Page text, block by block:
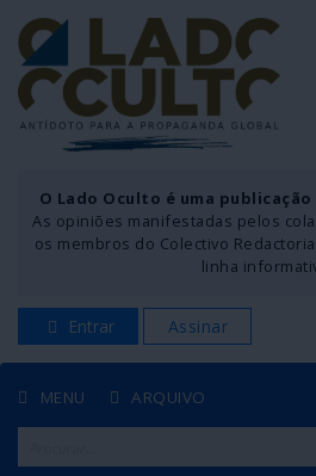
O Lado Oculto é uma
As opiniões manifestadas pelos
os membros do Colectivo
linha
Entrar Assinar
MENU ARQUIVO